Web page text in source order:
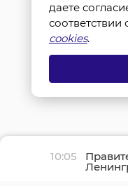
10:05
даете
соответствии
cookies.